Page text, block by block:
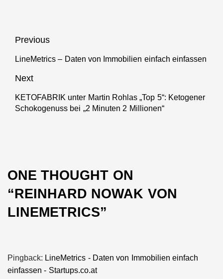
Beitragsnavigation
Previous
Previous
LineMetrics – Daten von Immobilien einfach einfassen
Next
Next
post:
KETOFABRIK unter Martin Rohlas „Top 5“: Ketogener
Schokogenuss bei „2 Minuten 2 Millionen“
ONE THOUGHT ON
“REINHARD NOWAK VON
LINEMETRICS”
Pingback: LineMetrics - Daten von Immobilien einfach
einfassen - Startups.co.at